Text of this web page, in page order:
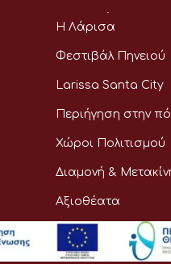
Επισκέπτης
Η Λάρισα
Φεστιβάλ Πηνειού
Larissa Santa City
Περιήγηση στην
Χώροι Πολιτισμού
Διαμονή &
Αξιοθέατα